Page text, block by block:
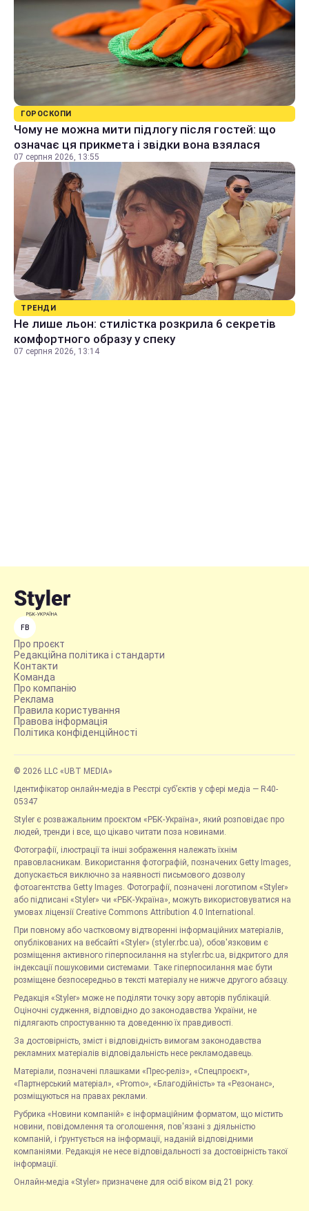
ГОРОСКОПИ
Чому не можна мити підлогу після гостей: що
означає ця прикмета і звідки вона взялася
07 серпня 2026, 13:55
ТРЕНДИ
Не лише льон: стилістка розкрила 6 секретів
комфортного образу у спеку
07 серпня 2026, 13:14
FB
Про проєкт
Редакційна політика і стандарти
Контакти
Команда
Про компанію
Реклама
Правила користування
Правова інформація
Політика конфіденційності
© 2026 LLC «UBT MEDIA»
Ідентифікатор онлайн-медіа в Реєстрі суб’єктів у сфері медіа — R40-
05347
Styler є розважальним проєктом «РБК-Україна», який розповідає про
людей, тренди і все, що цікаво читати поза новинами.
Фотографії, ілюстрації та інші зображення належать їхнім
правовласникам. Використання фотографій, позначених Getty Images,
допускається виключно за наявності письмового дозволу
фотоагентства Getty Images. Фотографії, позначені логотипом «Styler»
або підписані «Styler» чи «РБК-Україна», можуть використовуватися на
умовах ліцензії Creative Commons Attribution 4.0 International.
При повному або частковому відтворенні інформаційних матеріалів,
опублікованих на вебсайті «Styler» (styler.rbc.ua), обов'язковим є
розміщення активного гіперпосилання на styler.rbc.ua, відкритого для
індексації пошуковими системами. Таке гіперпосилання має бути
розміщене безпосередньо в тексті матеріалу не нижче другого абзацу.
Редакція «Styler» може не поділяти точку зору авторів публікацій.
Оціночні судження, відповідно до законодавства України, не
підлягають спростуванню та доведенню їх правдивості.
За достовірність, зміст і відповідність вимогам законодавства
рекламних матеріалів відповідальність несе рекламодавець.
Матеріали, позначені плашками «Прес-реліз», «Спецпроєкт»,
«Партнерський матеріал», «Promo», «Благодійність» та «Резонанс»,
розміщуються на правах реклами.
Рубрика «Новини компаній» є інформаційним форматом, що містить
новини, повідомлення та оголошення, пов'язані з діяльністю
компаній, і ґрунтується на інформації, наданій відповідними
компаніями. Редакція не несе відповідальності за достовірність такої
інформації.
Онлайн-медіа «Styler» призначене для осіб віком від 21 року.